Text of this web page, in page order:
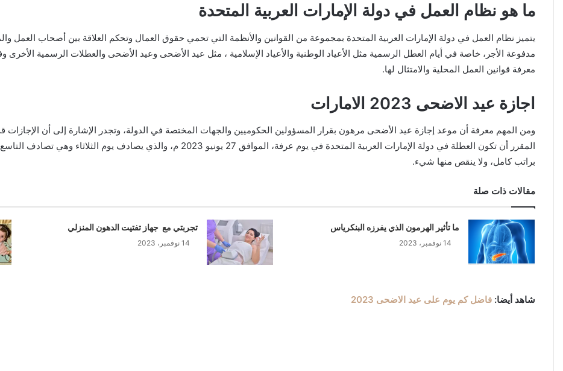
ما هو نظام العمل في دولة الإمارات العربية المتحدة
يتميز نظام العمل في دولة الإمارات العربية المتحدة بمجموعة من القوانين والأنظمة التي تحمي حقوق العمال وتحكم العلاقة بين أصحاب
مدفوعة الأجر، خاصة في أيام العطل الرسمية مثل الأعياد الوطنية والأعياد الإسلامية ، مثل عيد الأضحى وعيد الأضحى والعطلات الرسمية
معرفة قوانين العمل المحلية والامتثال لها.
اجازة عيد الاضحى 2023 الامارات
ومن المهم معرفة أن موعد إجازة عيد الأضحى مرهون بقرار المسؤولين الحكوميين والجهات المختصة في الدولة، وتجدر الإشارة إلى أن الإجازات
براتب كامل، ولا ينقص منها شيء.
مقالات ذات صلة
ما تأثير الهرمون الذي يفرزه البنكرياس
14 نوفمبر، 2023
تجربتي مع جهاز تفتيت الدهون المنزلي
14 نوفمبر، 2023
شاهد أيضا: فاضل كم يوم على عيد الاضحى 2023